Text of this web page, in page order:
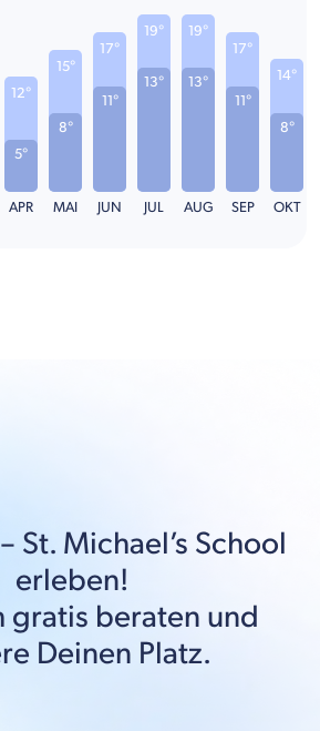
5°
12°
APR
8°
15°
MAI
11°
17°
JUN
13°
19°
JUL
13°
19°
AUG
11°
17°
SEP
8°
14°
OKT
St. Michael’s School
erleben!
gratis beraten und
Deinen Platz.